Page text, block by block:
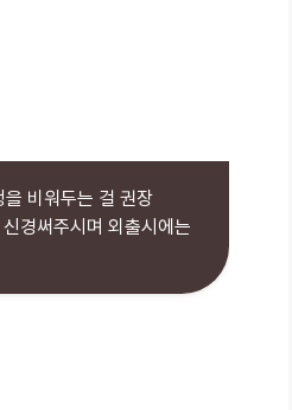
비워두는 걸 권장
경써주시며 외출시에는